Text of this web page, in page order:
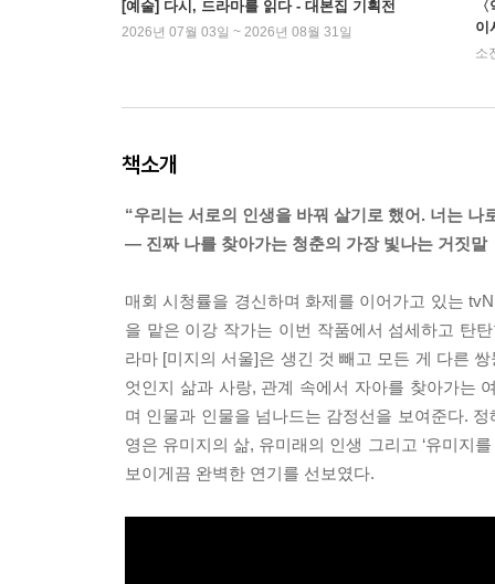
[예술] 다시, 드라마를 읽다 - 대본집 기획전
2026년 07월 03일 ~ 2026년 08월 31일
이
소
책소개
“우리는 서로의 인생을 바꿔 살기로 했어. 너는 나
― 진짜 나를 찾아가는 청춘의 가장 빛나는 거짓말
매회 시청률을 경신하며 화제를 이어가고 있는
을 맡은 이강 작가는 이번 작품에서 섬세하고 탄
라마 [미지의 서울]은 생긴 것 빼고 모든 게 다른 쌍
엇인지 삶과 사랑, 관계 속에서 자아를 찾아가는
며 인물과 인물을 넘나드는 감정선을 보여준다.
영은 유미지의 삶, 유미래의 인생 그리고 ‘유미지
보이게끔 완벽한 연기를 선보였다.